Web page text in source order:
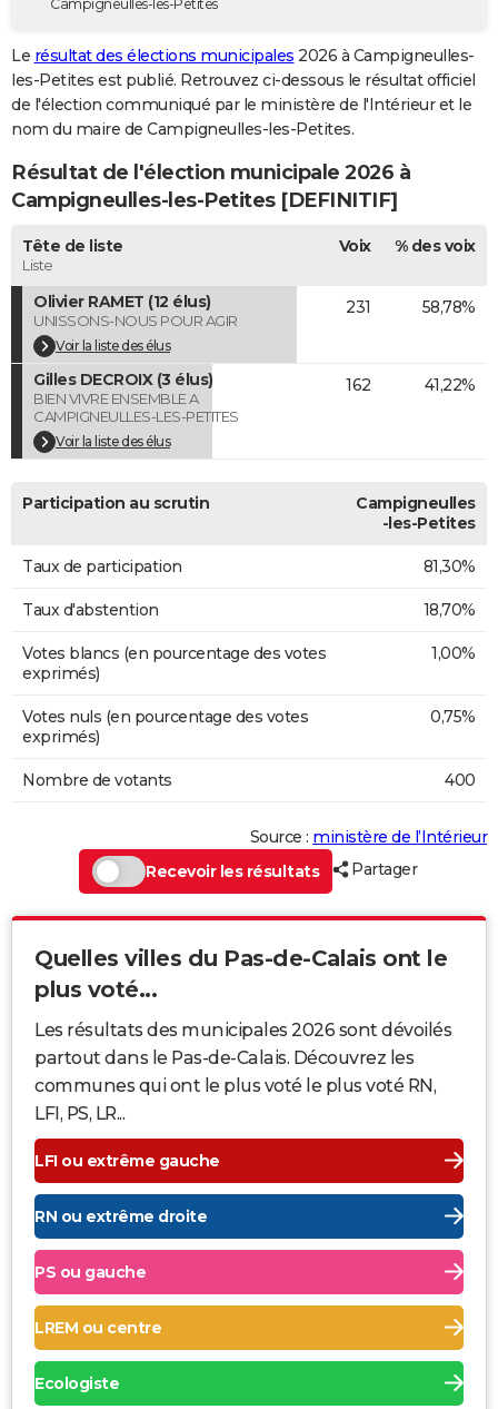
GUIDES D'ACHAT
CARTE DE VOEUX
Carte de Noël
Carte Bonne année
Carte Saint-Valentin
Carte Pâques
Carte d'anniversaire
DICTIONNAIRE
Dictionnaire
Biographies
Citations
Expressions
Proverbes
PROGRAMME TV
COPAINS D'AVANT
S'inscrire
Se connecter
Lycées
Collèges
Primaires
Universités
Entreprises
Service militaire
Avis de recherche
AVIS DE DÉCÈS
FORUM
Bricolage
Lifestyle
Culture
Sport
Auto
Television
Voyage
Cinema
Campigneulles-les-Petites
Le résultat des élections municipales 2026 à Campigneulles-
les-Petites est publié. Retrouvez ci-dessous le résultat officiel
de l'élection communiqué par le ministère de l'Intérieur et le
nom du maire de Campigneulles-les-Petites.
Résultat de l'élection municipale 2026 à
Campigneulles-les-Petites [DEFINITIF]
Tête de liste
Liste
Voix % des voix
Olivier RAMET (12 élus)
UNISSONS-NOUS POUR AGIR
Voir la liste des élus
231 58,78%
Gilles DECROIX (3 élus)
BIEN VIVRE ENSEMBLE A
CAMPIGNEULLES-LES-PETITES
Voir la liste des élus
162 41,22%
Participation au scrutin
Campigneulles
-les-Petites
Taux de participation 81,30%
Taux d'abstention 18,70%
Votes blancs (en pourcentage des votes
exprimés)
1,00%
Votes nuls (en pourcentage des votes
exprimés)
0,75%
Nombre de votants 400
Source : ministère de l’Intérieur
Recevoir les résultats
Partager
Quelles villes du Pas-de-Calais ont le
plus voté...
Les résultats des municipales 2026 sont dévoilés
partout dans le Pas-de-Calais. Découvrez les
communes qui ont le plus voté le plus voté RN,
LFI, PS, LR...
LFI ou extrême gauche
RN ou extrême droite
PS ou gauche
LREM ou centre
Ecologiste